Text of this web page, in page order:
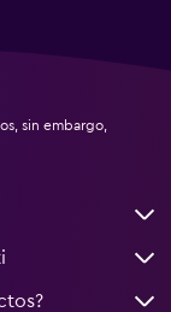
sin embargo,